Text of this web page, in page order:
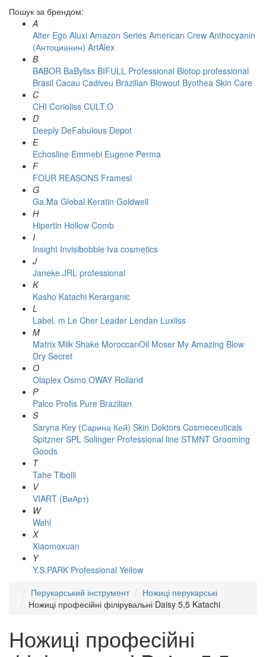
Пошук за брендом:
A
Alter Ego Aluxi Amazon Series American Crew Anthocyanin
(Антоцианин) ArtAlex
B
BABOR BaByliss BIFULL Professional Biotop professional
Brasil Cacau Сadiveu Brazilian Blowout Byothea Skin Care
C
CHI Corioliss CULT.O
D
Deeply DeFabulous Depot
E
Echosline Emmebi Eugene Perma
F
FOUR REASONS Framesi
G
Ga.Ma Global Keratin Goldwell
H
Hipertin Hollow Comb
I
Insight Invisibobble Iva cosmetics
J
Janeke JRL professional
K
Kasho Katachi Kerarganic
L
Label. m Le Cher Leader Lendan Luxliss
M
Matrix Milk Shake MoroccanOil Moser My Amazing Blow
Dry Secret
O
Olaplex Osmo OWAY Rolland
P
Palco Profis Pure Brazilian
S
Saryna Key (Сарина Кей) Skin Doktors Cosmeceuticals
Spitzner SPL Solinger Professional line STMNT Grooming
Goods
T
Tahe Tibolli
V
VIART (ВиАрт)
W
Wahl
X
Xiaomoxuan
Y
Y.S.PARK Professional Yellow
Перукарський інструмент
Ножиці перукарські
Ножиці професійні філірувальні Daisy 5,5 Katachi
Ножиці професійні